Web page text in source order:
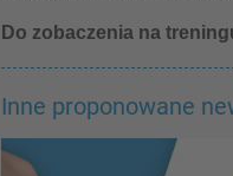
Do zobaczenia na
Inne proponowane